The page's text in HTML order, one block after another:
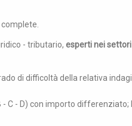
- tributario, esperti nei
di difficoltà della relativa
- C - D) con importo